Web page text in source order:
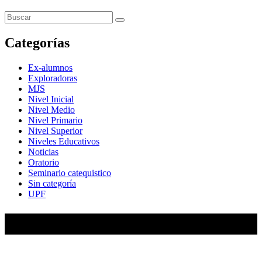
Categorías
Ex-alumnos
Exploradoras
MJS
Nivel Inicial
Nivel Medio
Nivel Primario
Nivel Superior
Niveles Educativos
Noticias
Oratorio
Seminario catequistico
Sin categoría
UPF